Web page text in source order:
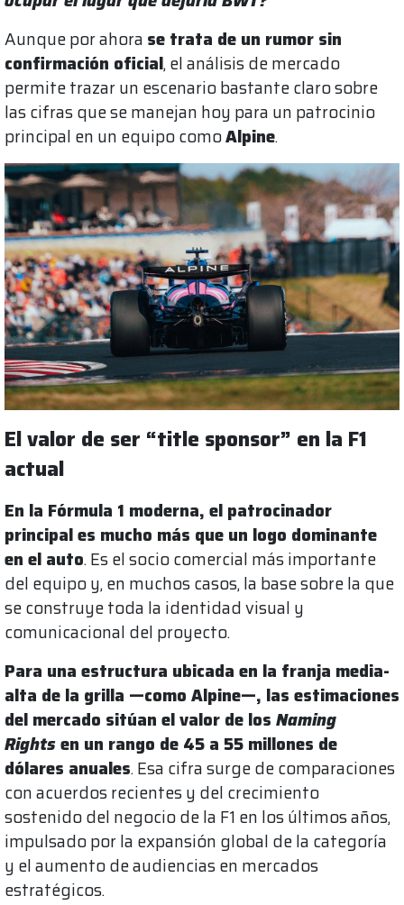
Aunque por ahora se trata de un rumor sin
confirmación oficial, el análisis de mercado
permite trazar un escenario bastante claro sobre
las cifras que se manejan hoy para un patrocinio
principal en un equipo comoAlpine.
El valor de ser “title sponsor” en la F1
actual
En la Fórmula 1 moderna, el patrocinador
principal es mucho más que un logo dominante
en el auto. Es el socio comercial más importante
del equipo y, en muchos casos, la base sobre la que
se construye toda la identidad visual y
comunicacional del proyecto.
Para una estructura ubicada en la franja media-
alta de la grilla —como Alpine—, las estimaciones
del mercado sitúan el valor de los Naming
Rightsen un rango de 45 a 55 millones de
dólares anuales. Esa cifra surge de comparaciones
con acuerdos recientes y del crecimiento
sostenido del negocio de la F1 en los últimos años,
impulsado por la expansión global de la categoría
y el aumento de audiencias en mercados
estratégicos.